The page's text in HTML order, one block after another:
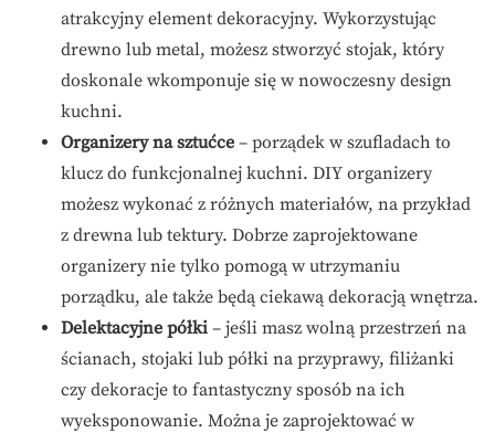
atrakcyjny element dekoracyjny. Wykorzystując
drewno lub metal, możesz stworzyć stojak, który
doskonale wkomponuje się w nowoczesny design
kuchni.
Organizery na sztućce – porządek w szufladach to
klucz do funkcjonalnej kuchni. DIY organizery
możesz wykonać z różnych materiałów, na przykład
z drewna lub tektury. Dobrze zaprojektowane
organizery nie tylko pomogą w utrzymaniu
porządku, ale także będą ciekawą dekoracją wnętrza.
Delektacyjne półki – jeśli masz wolną przestrzeń na
ścianach, stojaki lub półki na przyprawy, filiżanki
czy dekoracje to fantastyczny sposób na ich
wyeksponowanie. Można je zaprojektować w